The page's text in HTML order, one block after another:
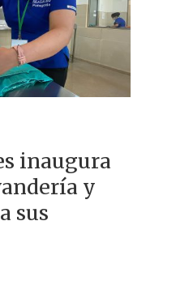
inaugura
y
sus